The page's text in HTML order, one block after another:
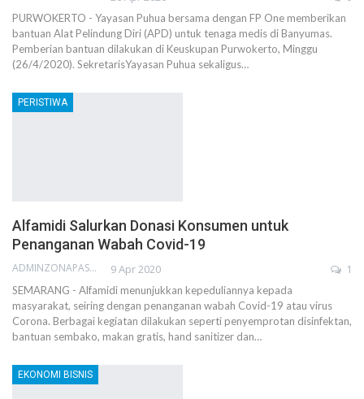
PURWOKERTO - Yayasan Puhua bersama dengan FP One memberikan
bantuan Alat Pelindung Diri (APD) untuk tenaga medis di Banyumas.
Pemberian bantuan dilakukan di Keuskupan Purwokerto, Minggu
(26/4/2020). SekretarisYayasan Puhua sekaligus…
PERISTIWA
Alfamidi Salurkan Donasi Konsumen untuk
Penanganan Wabah Covid-19
ADMINZONAPASAR 9 Apr 2020 1
SEMARANG - Alfamidi menunjukkan kepeduliannya kepada
masyarakat, seiring dengan penanganan wabah Covid-19 atau virus
Corona. Berbagai kegiatan dilakukan seperti penyemprotan disinfektan,
bantuan sembako, makan gratis, hand sanitizer dan…
EKONOMI BISNIS